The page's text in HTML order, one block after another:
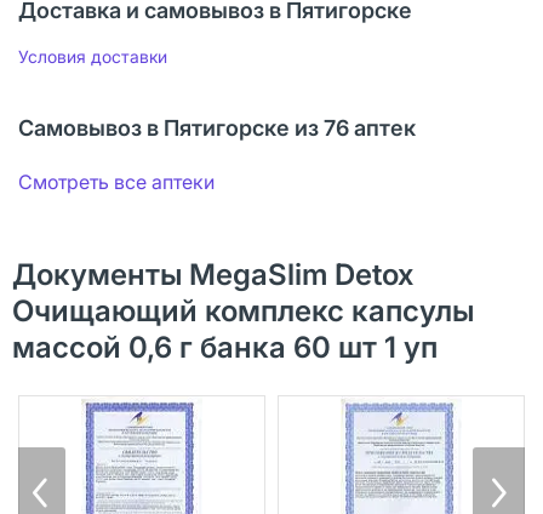
Доставка и самовывоз в Пятигорске
Условия доставки
Самовывоз в Пятигорске из 76 аптек
Смотреть все аптеки
Документы MegaSlim Detox
Очищающий комплекс капсулы
массой 0,6 г банка 60 шт 1 уп